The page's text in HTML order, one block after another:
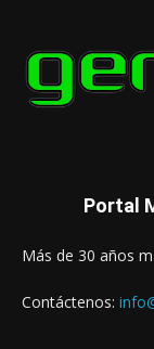
Portal
Más de 30 años
Contáctenos: